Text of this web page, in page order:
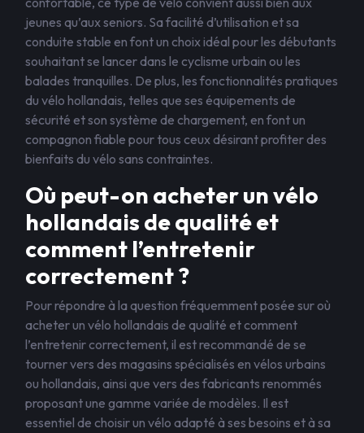
jeunes qu’aux seniors. Sa facilité d’utilisation et sa
conduite stable en font un choix idéal pour les débutants
souhaitant se lancer dans le cyclisme urbain ou les
balades tranquilles. De plus, les fonctionnalités pratiques
du vélo hollandais, telles que ses équipements de
sécurité et son système de chargement, en font un
compagnon fiable pour tous ceux désirant profiter des
bienfaits du vélo sans contraintes.
Où peut-on acheter un vélo
hollandais de qualité et
comment l’entretenir
correctement ?
Pour répondre à la question fréquemment posée sur où
acheter un vélo hollandais de qualité et comment
l’entretenir correctement, il est recommandé de se
tourner vers des magasins spécialisés en vélos urbains
ou hollandais, ainsi que vers des fabricants renommés
proposant une gamme variée de modèles. Il est
essentiel de choisir un vélo adapté à ses besoins et à sa